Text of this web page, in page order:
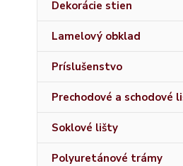
Dekorácie stien
Lamelový obklad
Príslušenstvo
Prechodové a schodové
Soklové lišty
Polyuretánové trámy